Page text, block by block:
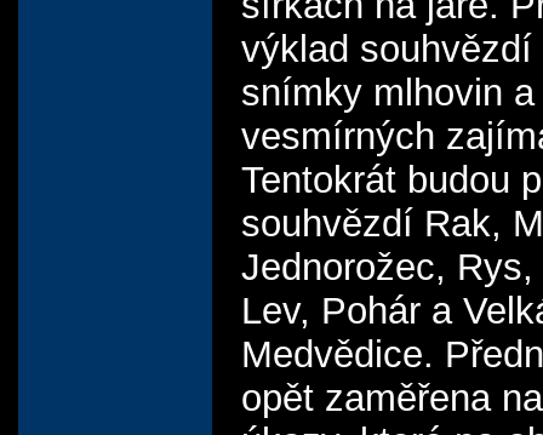
výklad souhvězdí
snímky mlhovin
vesmírných
Tentokrát budou
souhvězdí Rak,
Jednorožec,
Lev, Pohár a
Medvědice.
opět zaměřena